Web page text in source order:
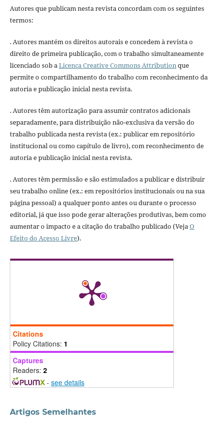
Autores que publicam nesta revista concordam com os seguintes
termos:
. Autores mantém os direitos autorais e concedem à revista o
direito de primeira publicação, com o trabalho simultaneamente
licenciado sob aLicença Creative Commons Attributionque
permite o compartilhamento do trabalho com reconhecimento da
autoria e publicação inicial nesta revista.
. Autores têm autorização para assumir contratos adicionais
separadamente, para distribuição não-exclusiva da versão do
trabalho publicada nesta revista (ex.: publicar em repositório
institucional ou como capítulo de livro), com reconhecimento de
autoria e publicação inicial nesta revista.
. Autores têm permissão e são estimulados a publicar e distribuir
seu trabalho online (ex.: em repositórios institucionais ou na sua
página pessoal) a qualquer ponto antes ou durante o processo
editorial, já que isso pode gerar alterações produtivas, bem como
aumentar o impacto e a citação do trabalho publicado (VejaO
Efeito do Acesso Livre).
Citations
Policy Citations: 1
Captures
Readers: 2
- see details
Artigos Semelhantes